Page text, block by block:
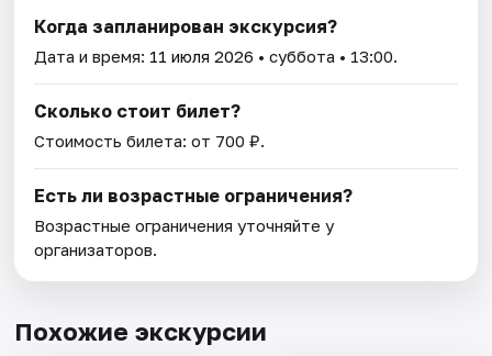
Когда запланирован экскурсия?
Дата и время: 11 июля 2026 • суббота • 13:00.
Сколько стоит билет?
Стоимость билета: от 700 ₽.
Есть ли возрастные ограничения?
Возрастные ограничения уточняйте у
организаторов.
Похожие экскурсии